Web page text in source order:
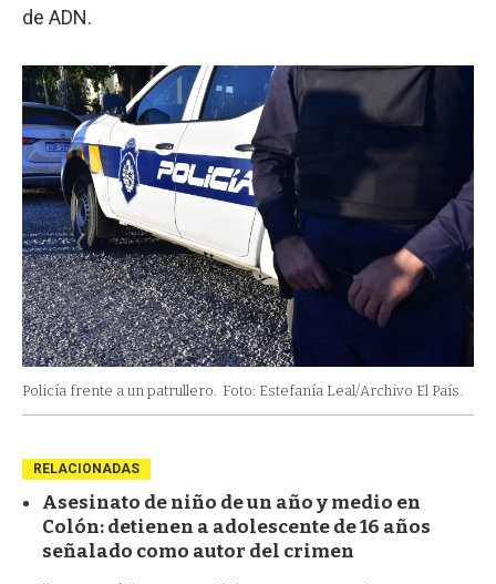
de ADN.
Policía frente a un patrullero. Foto: Estefanía Leal/Archivo El País.
RELACIONADAS
Asesinato de niño de un año y medio en
Colón: detienen a adolescente de 16 años
señalado como autor del crimen